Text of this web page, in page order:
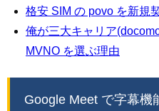
格安 SIM の povo を新規
俺が三大キャリア
MVNO を選ぶ理由
Google Meet で字幕機